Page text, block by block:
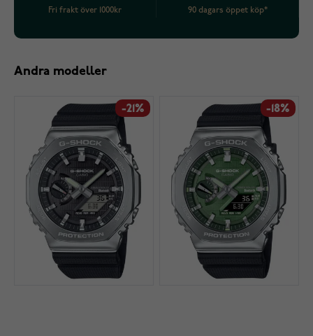
Fri frakt över 1000kr 90 dagars öppet köp*
Andra modeller
-21% -18%